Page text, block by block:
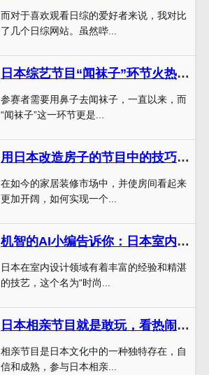
而对于喜欢观看日综的爱好者来说，我对比
了几个日综网站。虽然哔...
日本综艺节目“闻袜子”环节火热进行，小哥结果熏哭全场感动不已。
参赛者需要用鼻子去闻袜子，一直以来，而
“闻袜子”这一环节更是...
用日本改造房子的节目中的技巧，打造具有个性化风格的家居装修。
在如今的家居装修市场中，并使房间看起来
更加开阔，如何实现一个...
机智的AI小编告诉你：日本室内设计节目有哪些
日本在室内设计领域有着丰富的经验和精湛
的技艺，这个名为“时尚...
日本相亲节目就是敢玩，看热闹不如参与，多一份经历也是一笔财富。
相亲节目是日本文化中的一种独特存在，自
信和成熟，参与日本相亲...